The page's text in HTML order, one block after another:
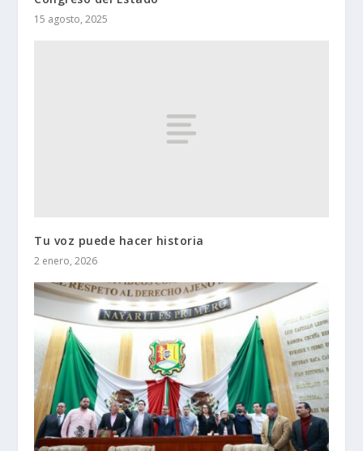
15 agosto, 2025
Tu voz puede hacer historia
2 enero, 2026